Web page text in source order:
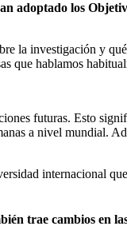
adoptado los
la investigación y
que hablamos
futuras. Esto
a nivel mundial.
internacional
trae cambios en